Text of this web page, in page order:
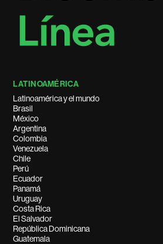
LATINOAMÉRICA
Latinoamérica y el mundo
Brasil
México
Argentina
Colombia
Venezuela
Chile
Perú
Ecuador
Panamá
Uruguay
Costa Rica
El Salvador
República Dominicana
Guatemala